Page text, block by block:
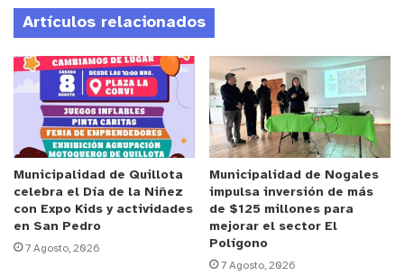
año en curso con la llegada de 14 médicos en
Período Asistencial Obligatorio, PAO, que
devolverán su beca en el recinto de calle O´Higgins
2200, y que cuentan especialidades y
subespecialidades como Cirugía General,
urgenciólogos, Imagenología, medicina interna,
neurología infantil, medicina materno fetal,
gastroenterología, nutrióloga, nefrología y cirugía
de cuello, cabeza y maxilofacial, entre otros.
Anuncio Patrocinado
Artículos relacionados
Municipalidad de Quillota
celebra el Día de la Niñez
con Expo Kids y actividades
en San Pedro
7 Agosto, 2026
Municipalidad de Nogales
impulsa inversión de más
de $125 millones para
mejorar el sector El
Polígono
7 Agosto, 2026